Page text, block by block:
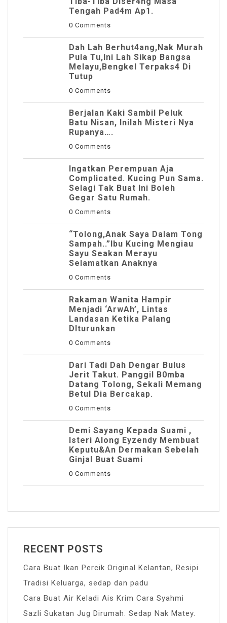
Tengah Pad4m Ap1.
0 Comments
Dah Lah Berhut4ang,Nak Murah
Pula Tu,Ini Lah Sikap Bangsa
Melayu,Bengkel Terpaks4 Di
Tutup
0 Comments
Berjalan Kaki Sambil Peluk
Batu Nisan, Inilah Misteri Nya
Rupanya….
0 Comments
Ingatkan Perempuan Aja
Complicated. Kucing Pun Sama.
Selagi Tak Buat Ini Boleh
Gegar Satu Rumah.
0 Comments
“Tolong,Anak Saya Dalam Tong
Sampah..”Ibu Kucing Mengiau
Sayu Seakan Merayu
Selamatkan Anaknya
0 Comments
Rakaman Wanita Hampir
Menjadi ‘ArwAh’, Lintas
Landasan Ketika Palang
DIturunkan
0 Comments
Dari Tadi Dah Dengar Bulus
Jerit Takut. Panggil B0mba
Datang Tolong, Sekali Memang
Betul Dia Bercakap.
0 Comments
Demi Sayang Kepada Suami ,
Isteri Along Eyzendy Membuat
Keputu&an Dermakan Sebelah
Ginjal Buat Suami
0 Comments
RECENT POSTS
Cara Buat Ikan Percik Original Kelantan, Resipi
Tradisi Keluarga, sedap dan padu
Cara Buat Air Keladi Ais Krim Cara Syahmi
Sazli Sukatan Jug Dirumah. Sedap Nak Matey.